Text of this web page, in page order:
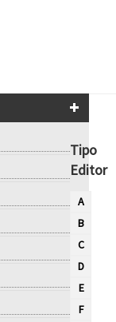
Tipo
Editor
A
B
C
D
E
F